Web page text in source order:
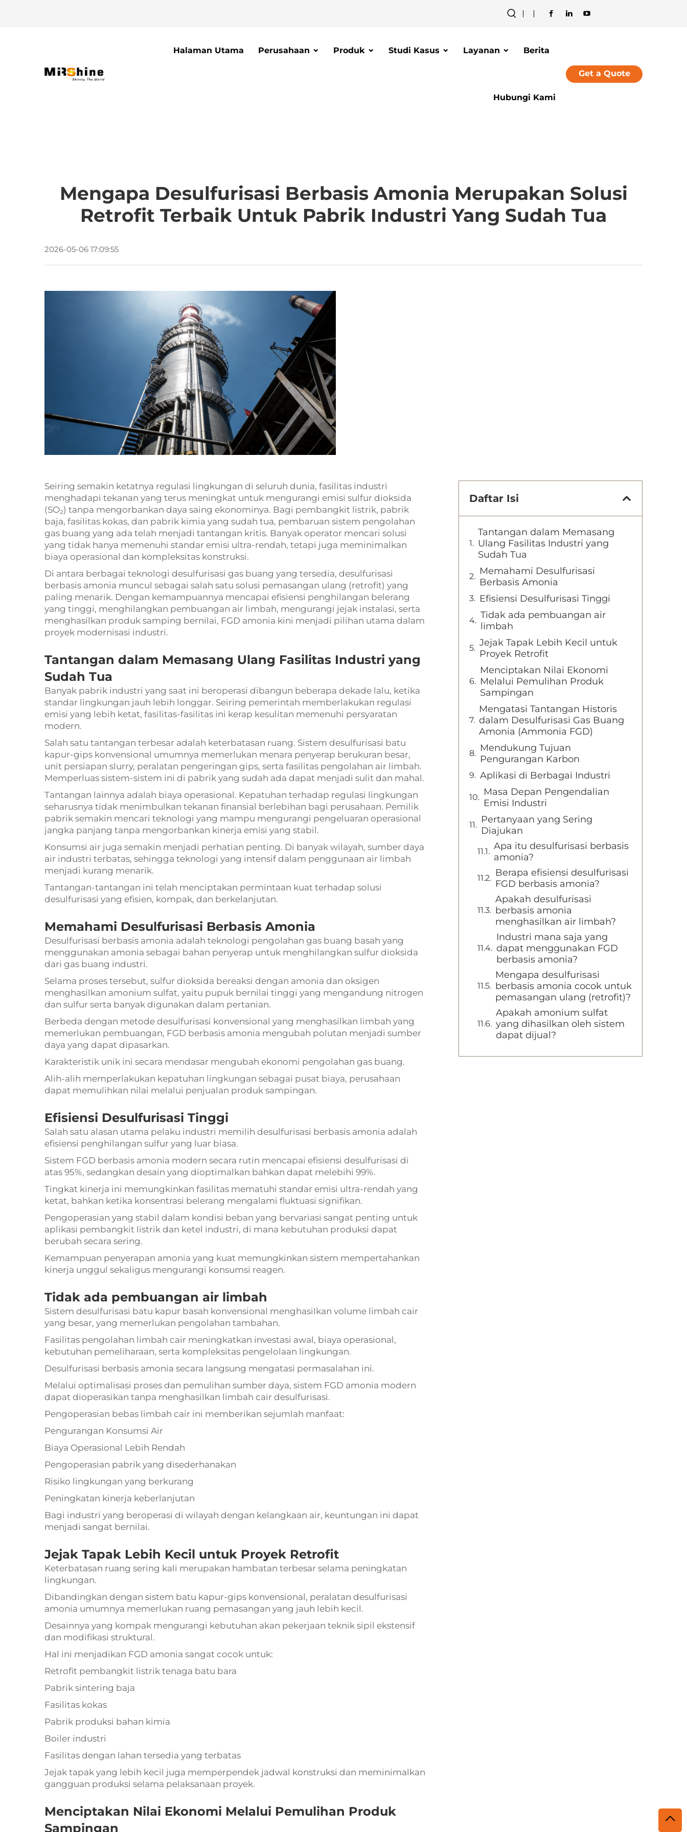
Halaman Utama Perusahaan Produk Studi Kasus Layanan Berita
Hubungi Kami
Get a Quote
Mengapa Desulfurisasi Berbasis Amonia Merupakan Solusi
Retrofit Terbaik Untuk Pabrik Industri Yang Sudah Tua
2026-05-06 17:09:55
Seiring semakin ketatnya regulasi lingkungan di seluruh dunia, fasilitas industri
menghadapi tekanan yang terus meningkat untuk mengurangi emisi sulfur dioksida
(SO₂) tanpa mengorbankan daya saing ekonominya. Bagi pembangkit listrik, pabrik
baja, fasilitas kokas, dan pabrik kimia yang sudah tua, pembaruan sistem pengolahan
gas buang yang ada telah menjadi tantangan kritis. Banyak operator mencari solusi
yang tidak hanya memenuhi standar emisi ultra-rendah, tetapi juga meminimalkan
biaya operasional dan kompleksitas konstruksi.
Di antara berbagai teknologi desulfurisasi gas buang yang tersedia, desulfurisasi
berbasis amonia muncul sebagai salah satu solusi pemasangan ulang (retrofit) yang
paling menarik. Dengan kemampuannya mencapai efisiensi penghilangan belerang
yang tinggi, menghilangkan pembuangan air limbah, mengurangi jejak instalasi, serta
menghasilkan produk samping bernilai, FGD amonia kini menjadi pilihan utama dalam
proyek modernisasi industri.
Tantangan dalam Memasang Ulang Fasilitas Industri yang
Sudah Tua
Banyak pabrik industri yang saat ini beroperasi dibangun beberapa dekade lalu, ketika
standar lingkungan jauh lebih longgar. Seiring pemerintah memberlakukan regulasi
emisi yang lebih ketat, fasilitas-fasilitas ini kerap kesulitan memenuhi persyaratan
modern.
Salah satu tantangan terbesar adalah keterbatasan ruang. Sistem desulfurisasi batu
kapur-gips konvensional umumnya memerlukan menara penyerap berukuran besar,
unit persiapan slurry, peralatan pengeringan gips, serta fasilitas pengolahan air limbah.
Memperluas sistem-sistem ini di pabrik yang sudah ada dapat menjadi sulit dan mahal.
Tantangan lainnya adalah biaya operasional. Kepatuhan terhadap regulasi lingkungan
seharusnya tidak menimbulkan tekanan finansial berlebihan bagi perusahaan. Pemilik
pabrik semakin mencari teknologi yang mampu mengurangi pengeluaran operasional
jangka panjang tanpa mengorbankan kinerja emisi yang stabil.
Konsumsi air juga semakin menjadi perhatian penting. Di banyak wilayah, sumber daya
air industri terbatas, sehingga teknologi yang intensif dalam penggunaan air limbah
menjadi kurang menarik.
Tantangan-tantangan ini telah menciptakan permintaan kuat terhadap solusi
desulfurisasi yang efisien, kompak, dan berkelanjutan.
Memahami Desulfurisasi Berbasis Amonia
Desulfurisasi berbasis amonia adalah teknologi pengolahan gas buang basah yang
menggunakan amonia sebagai bahan penyerap untuk menghilangkan sulfur dioksida
dari gas buang industri.
Selama proses tersebut, sulfur dioksida bereaksi dengan amonia dan oksigen
menghasilkan amonium sulfat, yaitu pupuk bernilai tinggi yang mengandung nitrogen
dan sulfur serta banyak digunakan dalam pertanian.
Berbeda dengan metode desulfurisasi konvensional yang menghasilkan limbah yang
memerlukan pembuangan, FGD berbasis amonia mengubah polutan menjadi sumber
daya yang dapat dipasarkan.
Karakteristik unik ini secara mendasar mengubah ekonomi pengolahan gas buang.
Alih-alih memperlakukan kepatuhan lingkungan sebagai pusat biaya, perusahaan
dapat memulihkan nilai melalui penjualan produk sampingan.
Efisiensi Desulfurisasi Tinggi
Salah satu alasan utama pelaku industri memilih desulfurisasi berbasis amonia adalah
efisiensi penghilangan sulfur yang luar biasa.
Sistem FGD berbasis amonia modern secara rutin mencapai efisiensi desulfurisasi di
atas 95%, sedangkan desain yang dioptimalkan bahkan dapat melebihi 99%.
Tingkat kinerja ini memungkinkan fasilitas mematuhi standar emisi ultra-rendah yang
ketat, bahkan ketika konsentrasi belerang mengalami fluktuasi signifikan.
Pengoperasian yang stabil dalam kondisi beban yang bervariasi sangat penting untuk
aplikasi pembangkit listrik dan ketel industri, di mana kebutuhan produksi dapat
berubah secara sering.
Kemampuan penyerapan amonia yang kuat memungkinkan sistem mempertahankan
kinerja unggul sekaligus mengurangi konsumsi reagen.
Tidak ada pembuangan air limbah
Sistem desulfurisasi batu kapur basah konvensional menghasilkan volume limbah cair
yang besar, yang memerlukan pengolahan tambahan.
Fasilitas pengolahan limbah cair meningkatkan investasi awal, biaya operasional,
kebutuhan pemeliharaan, serta kompleksitas pengelolaan lingkungan.
Desulfurisasi berbasis amonia secara langsung mengatasi permasalahan ini.
Melalui optimalisasi proses dan pemulihan sumber daya, sistem FGD amonia modern
dapat dioperasikan tanpa menghasilkan limbah cair desulfurisasi.
Pengoperasian bebas limbah cair ini memberikan sejumlah manfaat:
Pengurangan Konsumsi Air
Biaya Operasional Lebih Rendah
Pengoperasian pabrik yang disederhanakan
Risiko lingkungan yang berkurang
Peningkatan kinerja keberlanjutan
Bagi industri yang beroperasi di wilayah dengan kelangkaan air, keuntungan ini dapat
menjadi sangat bernilai.
Jejak Tapak Lebih Kecil untuk Proyek Retrofit
Keterbatasan ruang sering kali merupakan hambatan terbesar selama peningkatan
lingkungan.
Dibandingkan dengan sistem batu kapur-gips konvensional, peralatan desulfurisasi
amonia umumnya memerlukan ruang pemasangan yang jauh lebih kecil.
Desainnya yang kompak mengurangi kebutuhan akan pekerjaan teknik sipil ekstensif
dan modifikasi struktural.
Hal ini menjadikan FGD amonia sangat cocok untuk:
Retrofit pembangkit listrik tenaga batu bara
Pabrik sintering baja
Fasilitas kokas
Pabrik produksi bahan kimia
Boiler industri
Fasilitas dengan lahan tersedia yang terbatas
Jejak tapak yang lebih kecil juga memperpendek jadwal konstruksi dan meminimalkan
gangguan produksi selama pelaksanaan proyek.
Menciptakan Nilai Ekonomi Melalui Pemulihan Produk
Sampingan
Daftar Isi
Tantangan dalam Memasang
Ulang Fasilitas Industri yang
Sudah Tua
Memahami Desulfurisasi
Berbasis Amonia
Efisiensi Desulfurisasi Tinggi
Tidak ada pembuangan air
limbah
Jejak Tapak Lebih Kecil untuk
Proyek Retrofit
Menciptakan Nilai Ekonomi
Melalui Pemulihan Produk
Sampingan
Mengatasi Tantangan Historis
dalam Desulfurisasi Gas Buang
Amonia (Ammonia FGD)
Mendukung Tujuan
Pengurangan Karbon
Aplikasi di Berbagai Industri
Masa Depan Pengendalian
Emisi Industri
Pertanyaan yang Sering
Diajukan
Apa itu desulfurisasi berbasis
amonia?
Berapa efisiensi desulfurisasi
FGD berbasis amonia?
Apakah desulfurisasi
berbasis amonia
menghasilkan air limbah?
Industri mana saja yang
dapat menggunakan FGD
berbasis amonia?
Mengapa desulfurisasi
berbasis amonia cocok untuk
pemasangan ulang (retrofit)?
Apakah amonium sulfat
yang dihasilkan oleh sistem
dapat dijual?